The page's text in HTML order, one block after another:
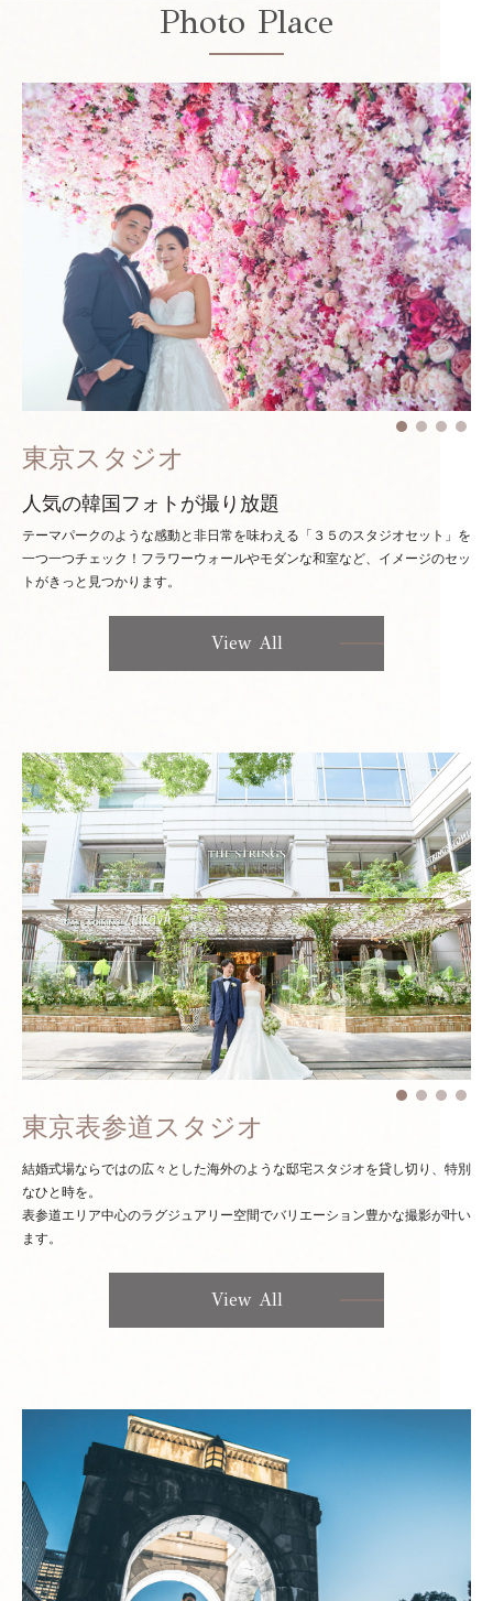
Photo Place
東京スタジオ
人気の韓国フォトが撮り放題
テーマパークのような感動と非日常を味わえる「３５のスタジオセット」を
一つ一つチェック！ フラワーウォールやモダンな和室など、イメージのセッ
トがきっと見つかります。
View All
東京表参道スタジオ
結婚式場ならではの広々とした海外のような邸宅スタジオを貸し切り、特別
なひと時を。
表参道エリア中心のラグジュアリー空間でバリエーション豊かな撮影が叶い
ます。
View All